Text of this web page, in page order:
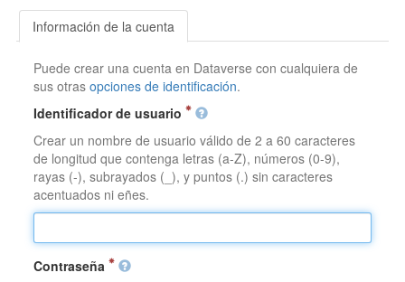
Información de la cuenta
Puede crear una cuenta en Dataverse con cualquiera de
sus otrasopciones de identificación.
Identificador de usuario
Crear un nombre de usuario válido de 2 a 60 caracteres
de longitud que contenga letras (a-Z), números (0-9),
rayas (-), subrayados (_), y puntos (.) sin caracteres
acentuados ni eñes.
Contraseña